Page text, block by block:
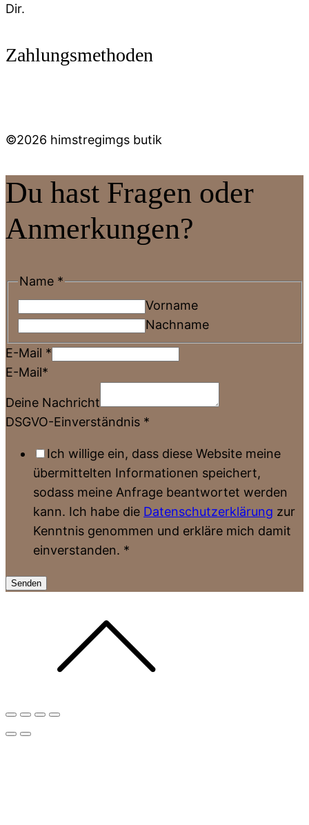
Dir.
Zahlungsmethoden
©2026 himstregimgs butik
Du hast Fragen oder
Anmerkungen?
Name *
Vorname
Nachname
E-Mail *
E-Mail*
Deine Nachricht
DSGVO-Einverständnis *
Ich willige ein, dass diese Website meine
übermittelten Informationen speichert,
sodass meine Anfrage beantwortet werden
kann. Ich habe die Datenschutzerklärung zur
Kenntnis genommen und erkläre mich damit
einverstanden. *
Senden